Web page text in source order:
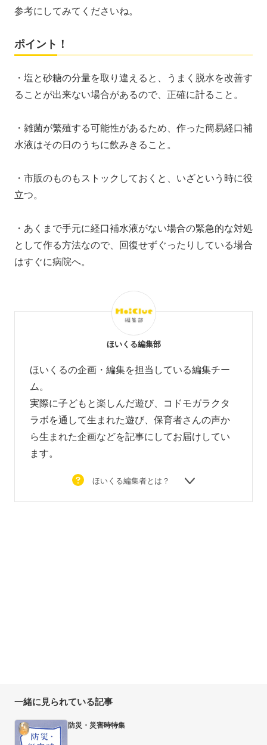
参考にしてみてくださいね。
ポイント！
・塩と砂糖の分量を取り違えると、うまく脱水を改善す
ることが出来ない場合があるので、正確に計ること。
・雑菌が繁殖する可能性があるため、作った簡易経口補
水液はその日のうちに飲みきること。
・市販のものもストックしておくと、いざという時に役
立つ。
・あくまで手元に経口補水液がない場合の緊急的な対処
として作る方法なので、回復せずぐったりしている場合
はすぐに病院へ。
ほいくる編集部
ほいくるの企画・編集を担当している編集チー
ム。
実際に子どもと楽しんだ遊び、コドモガラクタ
ラボを通して生まれた遊び、 保育者さんの声か
ら生まれた企画などを記事にしてお届けしてい
ます。
ほいくる編集者とは？
一緒に見られている記事
防災・災害時特集